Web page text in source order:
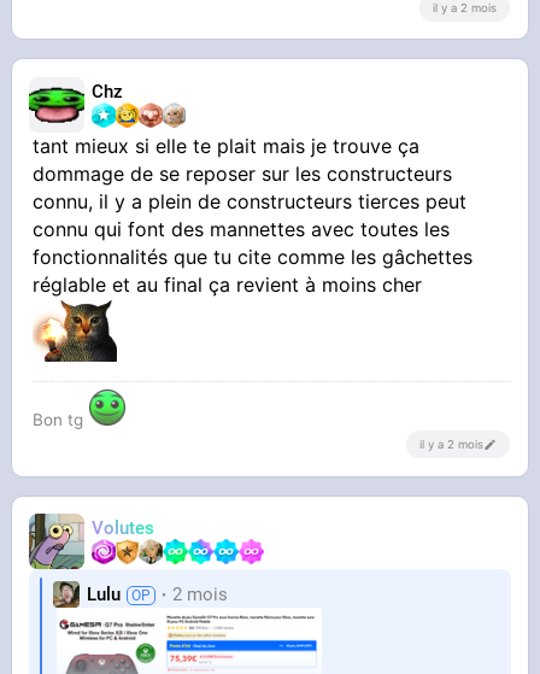
Un casque audio
optimisé pour l'anti bruit et la qualité son
. AMAZON m'a remboursé
intégralement mon Nothing, ils sont adorables
(j'avais fait des carabistouilles en le prenant
dans mon bain)
il y a 2 mois
Chz
tant mieux si elle te plait mais je trouve ça
dommage de se reposer sur les constructeurs
connu, il y a plein de constructeurs tierces peut
connu qui font des mannettes avec toutes les
fonctionnalités que tu cite comme les gâchettes
réglable et au final ça revient à moins cher
Bon tg
il y a 2 mois
Volutes
Lulu 2 mois